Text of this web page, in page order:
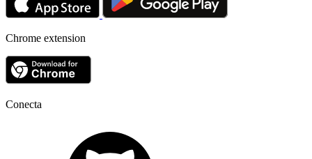
Chrome extension
Conecta